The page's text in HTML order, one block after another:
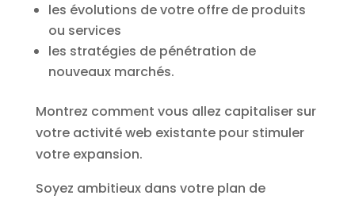
les évolutions de votre offre de produits
ou services
les stratégies de pénétration de
nouveaux marchés.
Montrez comment vous allez capitaliser sur
votre activité web existante pour stimuler
votre expansion.
Soyez ambitieux dans votre plan de